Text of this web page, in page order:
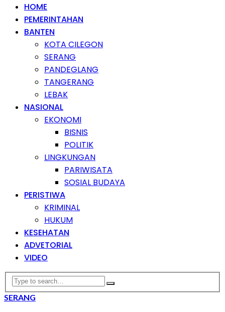
HOME
PEMERINTAHAN
BANTEN
KOTA CILEGON
SERANG
PANDEGLANG
TANGERANG
LEBAK
NASIONAL
EKONOMI
BISNIS
POLITIK
LINGKUNGAN
PARIWISATA
SOSIAL BUDAYA
PERISTIWA
KRIMINAL
HUKUM
KESEHATAN
ADVETORIAL
VIDEO
SERANG